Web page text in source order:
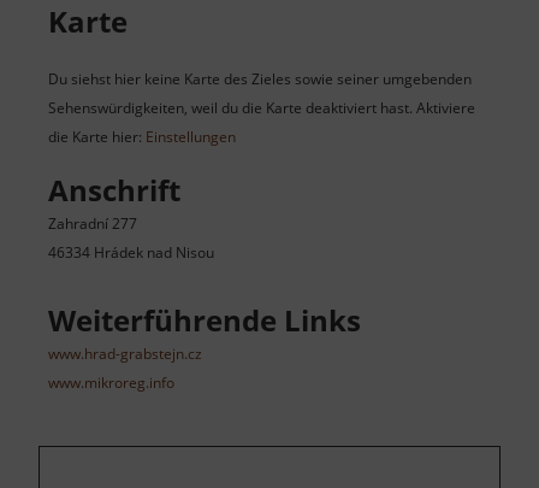
Karte
Du siehst hier keine Karte des Zieles sowie seiner umgebenden
Sehenswürdigkeiten, weil du die Karte deaktiviert hast. Aktiviere
die Karte hier: Einstellungen
Anschrift
Zahradní 277
46334 Hrádek nad Nisou
Weiterführende Links
www.hrad-grabstejn.cz
www.mikroreg.info